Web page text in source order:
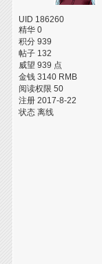
UID 186260
精华 0
积分 939
帖子 132
威望 939 点
金钱 3140 RMB
阅读权限 50
注册 2017-8-22
状态 离线